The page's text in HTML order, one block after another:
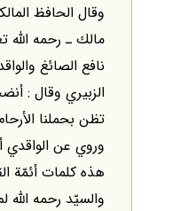
وقال الحافظ
مالك ـ رحمه
نافع الصائغ
الزبيري وقال :
تظن بحملنا
وروي عن الواقدي
هذه كلمات أئمّة
والسيّد رحمه